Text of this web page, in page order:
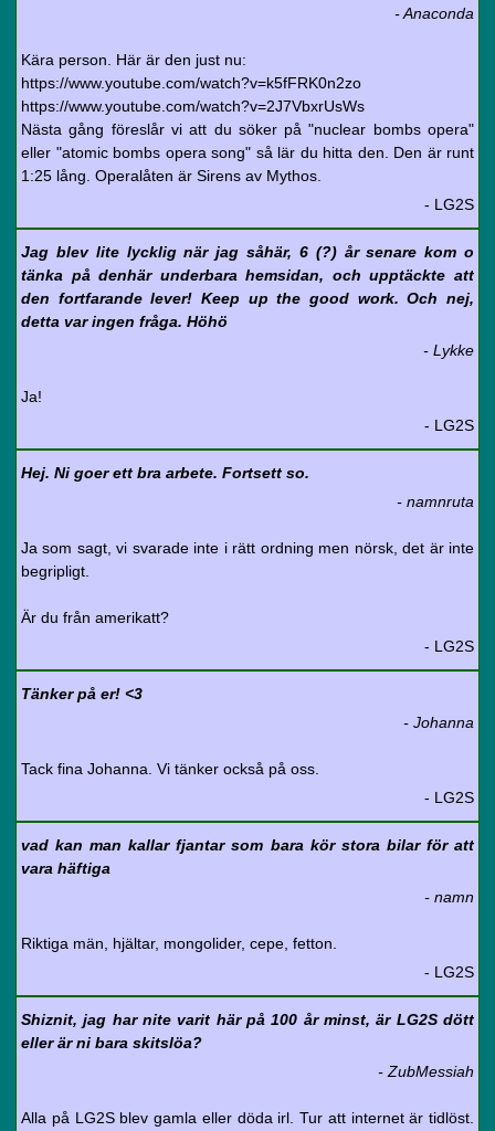
- Anaconda
Kära person. Här är den just nu:
https://www.youtube.com/watch?v=k5fFRK0n2zo
https://www.youtube.com/watch?v=2J7VbxrUsWs
Nästa gång föreslår vi att du söker på "nuclear bombs opera"
eller "atomic bombs opera song" så lär du hitta den. Den är runt
1:25 lång. Operalåten är Sirens av Mythos.
- LG2S
Jag blev lite lycklig när jag såhär, 6 (?) år senare kom o
tänka på denhär underbara hemsidan, och upptäckte att
den fortfarande lever! Keep up the good work. Och nej,
detta var ingen fråga. Höhö
- Lykke
Ja!
- LG2S
Hej. Ni goer ett bra arbete. Fortsett so.
- namnruta
Ja som sagt, vi svarade inte i rätt ordning men nörsk, det är inte
begripligt.
Är du från amerikatt?
- LG2S
Tänker på er! <3
- Johanna
Tack fina Johanna. Vi tänker också på oss.
- LG2S
vad kan man kallar fjantar som bara kör stora bilar för att
vara häftiga
- namn
Riktiga män, hjältar, mongolider, cepe, fetton.
- LG2S
Shiznit, jag har nite varit här på 100 år minst, är LG2S dött
eller är ni bara skitslöa?
- ZubMessiah
Alla på LG2S blev gamla eller döda irl. Tur att internet är tidlöst.